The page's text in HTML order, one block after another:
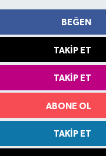
BEĞEN
TAKIP ET
TAKIP ET
ABONE OL
TAKIP ET